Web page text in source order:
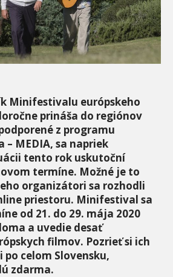
Minifestivalu európskeho
prináša do regiónov
z programu
– MEDIA, sa napriek
tento rok uskutoční
termíne. Možné je to
organizátori sa rozhodli
priestoru. Minifestival sa
od 21. do 29. mája 2020
a uvedie desať
filmov. Pozrieť si ich
celom Slovensku,
zdarma.